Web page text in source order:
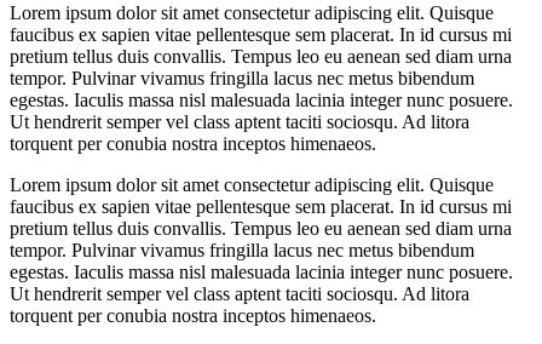
Lorem ipsum dolor sit amet consectetur adipiscing elit. Quisque
faucibus ex sapien vitae pellentesque sem placerat. In id cursus mi
pretium tellus duis convallis. Tempus leo eu aenean sed diam urna
tempor. Pulvinar vivamus fringilla lacus nec metus bibendum
egestas. Iaculis massa nisl malesuada lacinia integer nunc posuere.
Ut hendrerit semper vel class aptent taciti sociosqu. Ad litora
torquent per conubia nostra inceptos himenaeos.
Lorem ipsum dolor sit amet consectetur adipiscing elit. Quisque
faucibus ex sapien vitae pellentesque sem placerat. In id cursus mi
pretium tellus duis convallis. Tempus leo eu aenean sed diam urna
tempor. Pulvinar vivamus fringilla lacus nec metus bibendum
egestas. Iaculis massa nisl malesuada lacinia integer nunc posuere.
Ut hendrerit semper vel class aptent taciti sociosqu. Ad litora
torquent per conubia nostra inceptos himenaeos.